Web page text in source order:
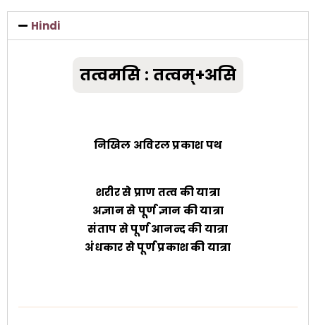
SHIVIR
Hindi
तत्वमसि : तत्वम्+असि
निखिल अविरल प्रकाश पथ
शरीर से प्राण तत्व की यात्रा
अज्ञान से पूर्ण ज्ञान की यात्रा
संताप से पूर्ण आनन्द की यात्रा
अंधकार से पूर्ण प्रकाश की यात्रा